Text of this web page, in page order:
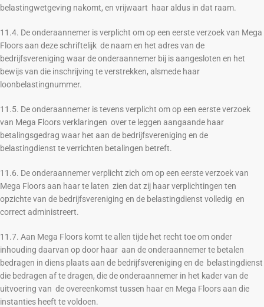
belastingwetgeving nakomt, en vrijwaart haar aldus in dat raam.
11.4. De onderaannemer is verplicht om op een eerste verzoek van Mega
Floors aan deze schriftelijk de naam en het adres van de
bedrijfsvereniging waar de onderaannemer bij is aangesloten en het
bewijs van die inschrijving te verstrekken, alsmede haar
loonbelastingnummer.
11.5. De onderaannemer is tevens verplicht om op een eerste verzoek
van Mega Floors verklaringen over te leggen aangaande haar
betalingsgedrag waar het aan de bedrijfsvereniging en de
belastingdienst te verrichten betalingen betreft.
11.6. De onderaannemer verplicht zich om op een eerste verzoek van
Mega Floors aan haar te laten zien dat zij haar verplichtingen ten
opzichte van de bedrijfsvereniging en de belastingdienst volledig en
correct administreert.
11.7. Aan Mega Floors komt te allen tijde het recht toe om onder
inhouding daarvan op door haar aan de onderaannemer te betalen
bedragen in diens plaats aan de bedrijfsvereniging en de belastingdienst
die bedragen af te dragen, die de onderaannemer in het kader van de
uitvoering van de overeenkomst tussen haar en Mega Floors aan die
instanties heeft te voldoen.